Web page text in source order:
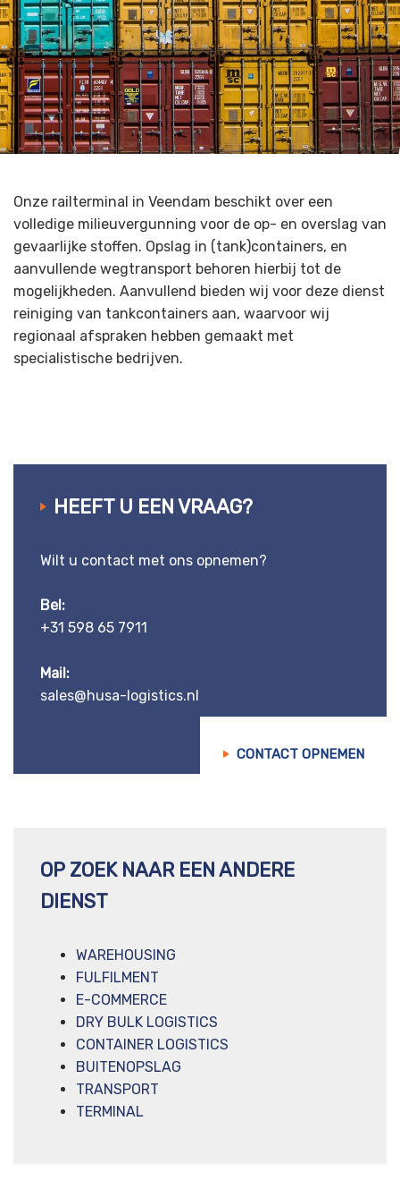
Onze railterminal in Veendam beschikt over een
volledige milieuvergunning voor de op- en overslag van
gevaarlijke stoffen. Opslag in (tank)containers, en
aanvullende wegtransport behoren hierbij tot de
mogelijkheden. Aanvullend bieden wij voor deze dienst
reiniging van tankcontainers aan, waarvoor wij
regionaal afspraken hebben gemaakt met
specialistische bedrijven.
HEEFT U EEN VRAAG?
Wilt u contact met ons opnemen?
Bel:
+31 598 65 7911
Mail:
sales@husa-logistics.nl
CONTACT OPNEMEN
OP ZOEK NAAR EEN ANDERE
DIENST
WAREHOUSING
FULFILMENT
E-COMMERCE
DRY BULK LOGISTICS
CONTAINER LOGISTICS
BUITENOPSLAG
TRANSPORT
TERMINAL